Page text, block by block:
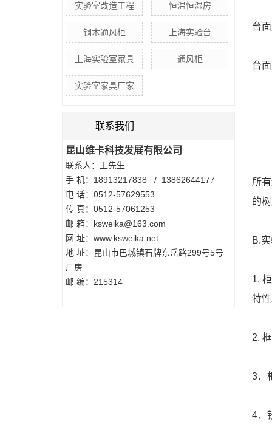
实验室改造工程 恒温恒湿房
钢木通风柜 上海实验台
上海实验室家具 通风柜
实验室家具厂家
联系我们
昆山维卡科技发展有限公司
联系人：王先生
手 机：18913217838 / 13862644177
电 话：0512-57629553
传 真：0512-57061253
邮 箱：ksweika@163.com
网 址：www.ksweika.net
地 址：昆山市巴城镇石牌东岳路299号5号
厂房
邮 编：215314
台
台
所
的
B.
1.
特
2.
3．
4．